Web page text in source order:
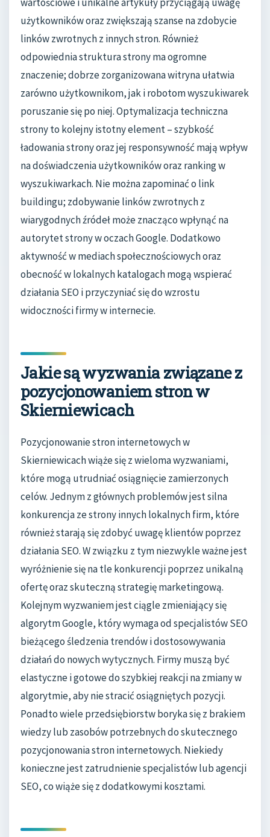
użytkowników oraz zwiększają szanse na zdobycie
linków zwrotnych z innych stron. Również
odpowiednia struktura strony ma ogromne
znaczenie; dobrze zorganizowana witryna ułatwia
zarówno użytkownikom, jak i robotom wyszukiwarek
poruszanie się po niej. Optymalizacja techniczna
strony to kolejny istotny element – szybkość
ładowania strony oraz jej responsywność mają wpływ
na doświadczenia użytkowników oraz ranking w
wyszukiwarkach. Nie można zapominać o link
buildingu; zdobywanie linków zwrotnych z
wiarygodnych źródeł może znacząco wpłynąć na
autorytet strony w oczach Google. Dodatkowo
aktywność w mediach społecznościowych oraz
obecność w lokalnych katalogach mogą wspierać
działania SEO i przyczyniać się do wzrostu
widoczności firmy w internecie.
Jakie są wyzwania związane z
pozycjonowaniem stron w
Skierniewicach
Pozycjonowanie stron internetowych w
Skierniewicach wiąże się z wieloma wyzwaniami,
które mogą utrudniać osiągnięcie zamierzonych
celów. Jednym z głównych problemów jest silna
konkurencja ze strony innych lokalnych firm, które
również starają się zdobyć uwagę klientów poprzez
działania SEO. W związku z tym niezwykle ważne jest
wyróżnienie się na tle konkurencji poprzez unikalną
ofertę oraz skuteczną strategię marketingową.
Kolejnym wyzwaniem jest ciągle zmieniający się
algorytm Google, który wymaga od specjalistów SEO
bieżącego śledzenia trendów i dostosowywania
działań do nowych wytycznych. Firmy muszą być
elastyczne i gotowe do szybkiej reakcji na zmiany w
algorytmie, aby nie stracić osiągniętych pozycji.
Ponadto wiele przedsiębiorstw boryka się z brakiem
wiedzy lub zasobów potrzebnych do skutecznego
pozycjonowania stron internetowych. Niekiedy
konieczne jest zatrudnienie specjalistów lub agencji
SEO, co wiąże się z dodatkowymi kosztami.